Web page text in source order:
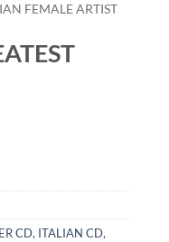
FEMALE ARTIST
CD, ITALIAN CD,